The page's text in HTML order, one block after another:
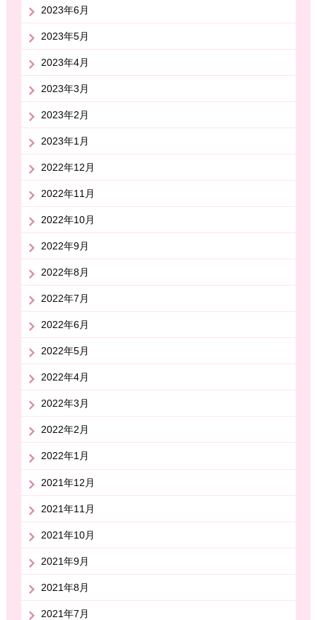
2023年6月
2023年5月
2023年4月
2023年3月
2023年2月
2023年1月
2022年12月
2022年11月
2022年10月
2022年9月
2022年8月
2022年7月
2022年6月
2022年5月
2022年4月
2022年3月
2022年2月
2022年1月
2021年12月
2021年11月
2021年10月
2021年9月
2021年8月
2021年7月